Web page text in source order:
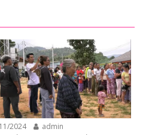
2024 admin